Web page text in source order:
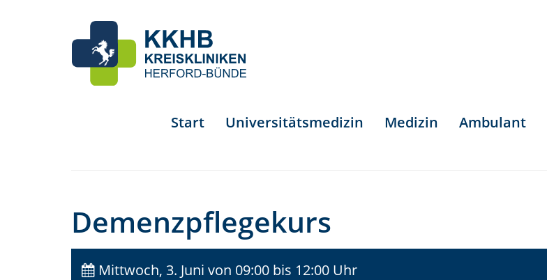
Start Universitätsmedizin Medizin Ambulant
Demenzpflegekurs
Mittwoch, 3. Juni von 09:00 bis 12:00 Uhr